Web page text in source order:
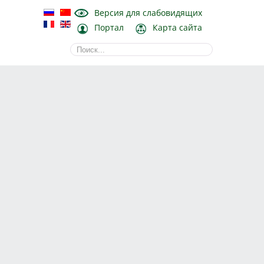
Версия для слабовидящих
Портал
Карта сайта